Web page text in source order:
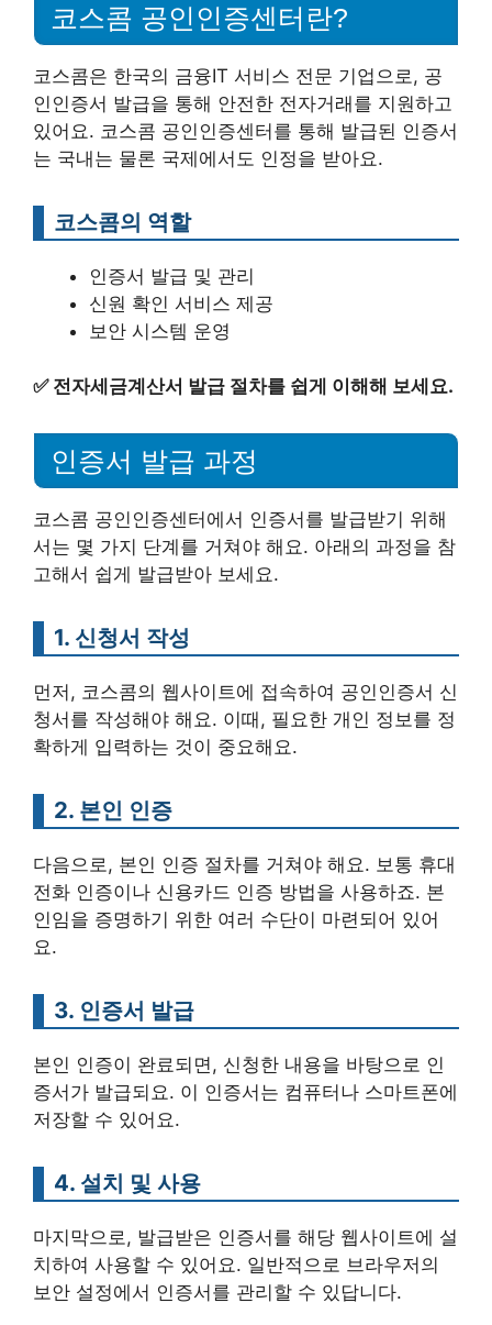
코스콤 공인인증센터란?
코스콤은 한국의 금융IT 서비스 전문 기업으로, 공
인인증서 발급을 통해 안전한 전자거래를 지원하고
있어요. 코스콤 공인인증센터를 통해 발급된 인증서
는 국내는 물론 국제에서도 인정을 받아요.
코스콤의 역할
인증서 발급 및 관리
신원 확인 서비스 제공
보안 시스템 운영
✅ 전자세금계산서 발급 절차를 쉽게 이해해 보세요.
인증서 발급 과정
코스콤 공인인증센터에서 인증서를 발급받기 위해
서는 몇 가지 단계를 거쳐야 해요. 아래의 과정을 참
고해서 쉽게 발급받아 보세요.
1. 신청서 작성
먼저, 코스콤의 웹사이트에 접속하여 공인인증서 신
청서를 작성해야 해요. 이때, 필요한 개인 정보를 정
확하게 입력하는 것이 중요해요.
2. 본인 인증
다음으로, 본인 인증 절차를 거쳐야 해요. 보통 휴대
전화 인증이나 신용카드 인증 방법을 사용하죠. 본
인임을 증명하기 위한 여러 수단이 마련되어 있어
요.
3. 인증서 발급
본인 인증이 완료되면, 신청한 내용을 바탕으로 인
증서가 발급되요. 이 인증서는 컴퓨터나 스마트폰에
저장할 수 있어요.
4. 설치 및 사용
마지막으로, 발급받은 인증서를 해당 웹사이트에 설
치하여 사용할 수 있어요. 일반적으로 브라우저의
보안 설정에서 인증서를 관리할 수 있답니다.